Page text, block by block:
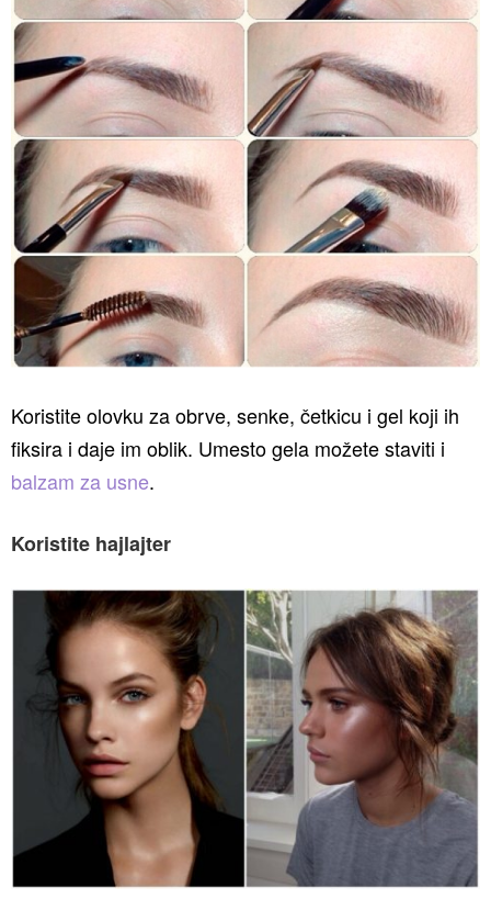
Koristite olovku za obrve, senke, četkicu i gel koji ih
fiksira i daje im oblik. Umesto gela možete staviti i
balzam za usne.
Koristite hajlajter